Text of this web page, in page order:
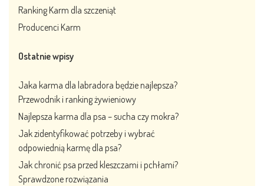
Ranking Karm dla szczeniąt
Producenci Karm
Ostatnie wpisy
Jaka karma dla labradora będzie najlepsza?
Przewodnik i ranking żywieniowy
Najlepsza karma dla psa – sucha czy mokra?
Jak zidentyfikować potrzeby i wybrać
odpowiednią karmę dla psa?
Jak chronić psa przed kleszczami i pchłami?
Sprawdzone rozwiązania